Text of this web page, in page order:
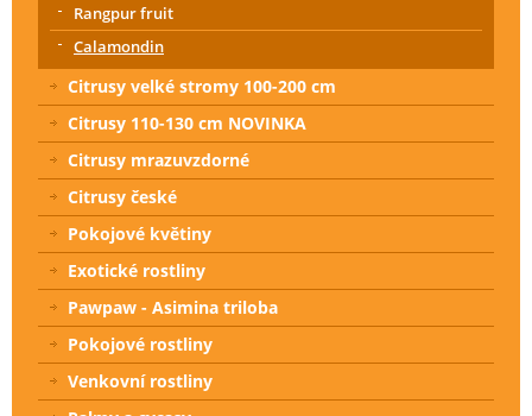
Rangpur fruit
Calamondin
Citrusy velké stromy 100-200 cm
Citrusy 110-130 cm NOVINKA
Citrusy mrazuvzdorné
Citrusy české
Pokojové květiny
Exotické rostliny
Pawpaw - Asimina triloba
Pokojové rostliny
Venkovní rostliny